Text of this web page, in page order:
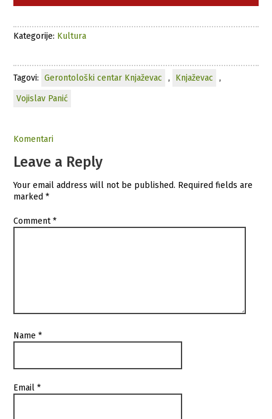
Kategorije: Kultura
Tagovi: Gerontološki centar Knjaževac , Knjaževac
,
Vojislav Panić
Komentari
Leave a Reply
Your email address will not be published. Required fields are
marked*
Comment*
Name*
Email*